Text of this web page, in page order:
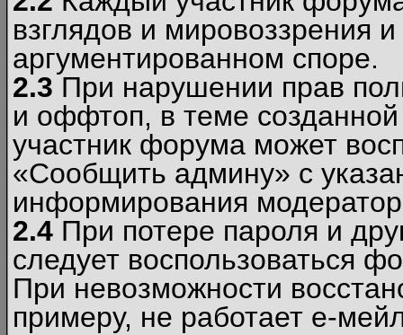
взглядов и мировоззрения
аргументированном споре.
2.3 При нарушении прав
и оффтоп, в теме
участник форума может
«Сообщить админу» с
информирования
2.4 При потере пароля и
следует воспользоваться
При невозможности
примеру, не работает е-